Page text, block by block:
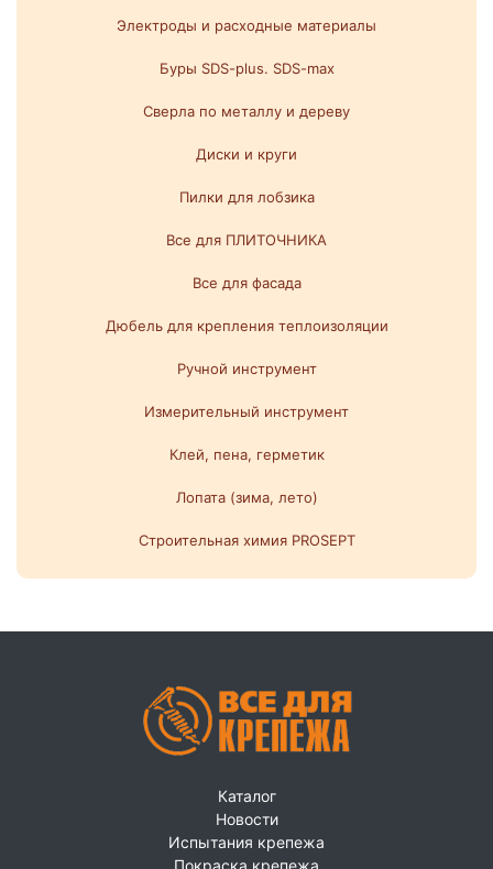
Электроды и расходные материалы
Буры SDS-plus. SDS-max
Сверла по металлу и дереву
Диски и круги
Пилки для лобзика
Все для ПЛИТОЧНИКА
Все для фасада
Дюбель для крепления теплоизоляции
Ручной инструмент
Измерительный инструмент
Клей, пена, герметик
Лопата (зима, лето)
Строительная химия PROSEPT
Каталог
Новости
Испытания крепежа